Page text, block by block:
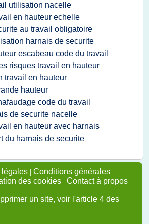
utilisation nacelle
en hauteur echelle
au travail obligatoire
harnais de securite
escabeau code du travail
risques travail en hauteur
travail en hauteur
hauteur
code du travail
de securite nacelle
en hauteur avec harnais
du harnais de securite
légales | Conditions générales
des cookies | Contact à propos
un site, voir l'article 4 des